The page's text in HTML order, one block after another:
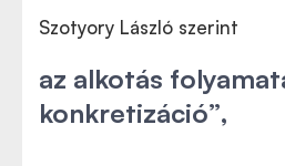
Szotyory László szerint
az alkotás
konkretizáció”,